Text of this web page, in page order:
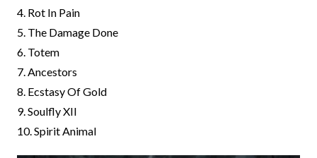
4. Rot In Pain
5. The Damage Done
6. Totem
7. Ancestors
8. Ecstasy Of Gold
9. Soulfly XII
10. Spirit Animal